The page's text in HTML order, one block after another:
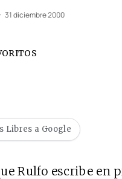
31 diciembre 2000
Libres a Google
Rulfo escribe en